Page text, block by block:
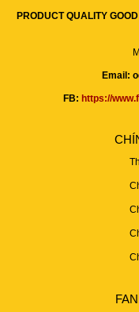
PRODUCT QUALITY
Email:
FB: https://